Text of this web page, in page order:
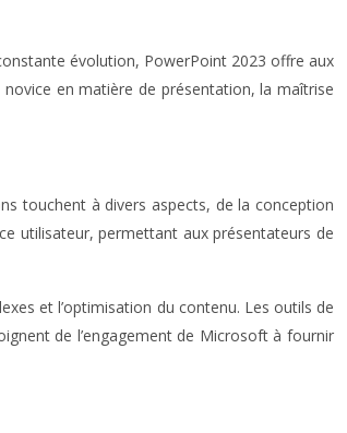
évolution, PowerPoint 2023 offre aux
en matière de présentation, la maîtrise
touchent à divers aspects, de la conception
utilisateur, permettant aux présentateurs de
et l’optimisation du contenu. Les outils de
de l’engagement de Microsoft à fournir